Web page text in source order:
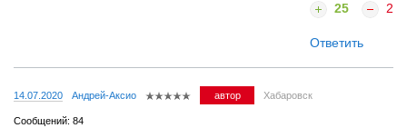
25 2
Ответить
14.07.2020 Андрей-Аксио автор Хабаровск
Сообщений: 84